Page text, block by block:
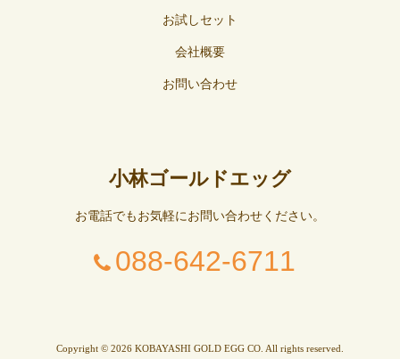
お試しセット
会社概要
お問い合わせ
小林ゴールドエッグ
お電話でもお気軽にお問い合わせください。
088-642-6711
Copyright © 2026 KOBAYASHI GOLD EGG CO. All rights reserved.